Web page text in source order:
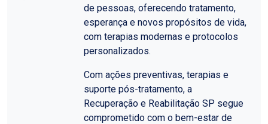
de pessoas, oferecendo tratamento,
esperança e novos propósitos de vida,
com terapias modernas e protocolos
personalizados.
Com ações preventivas, terapias e
suporte pós-tratamento, a
Recuperação e Reabilitação SP segue
comprometido com o bem-estar de